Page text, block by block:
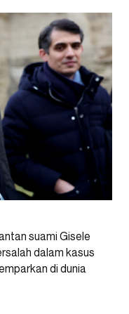
suami Gisele
dalam kasus
di dunia